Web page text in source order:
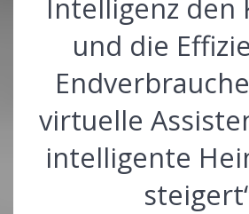
Intelligenz den
und die
virtuelle
intelligente